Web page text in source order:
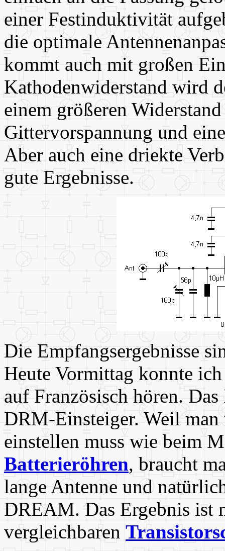
einer Festinduktivität
die optimale
kommt auch mit großen
Kathodenwiderstand wird
einem größeren
Gittervorspannung und
Aber auch eine driekte
gute Ergebnisse.
Die Empfangsergebnisse
Heute Vormittag konnte
auf Französisch hören.
DRM-Einsteiger. Weil
einstellen muss wie beim
Batterieröhren, braucht
lange Antenne und
DREAM. Das Ergebnis ist
vergleichbaren